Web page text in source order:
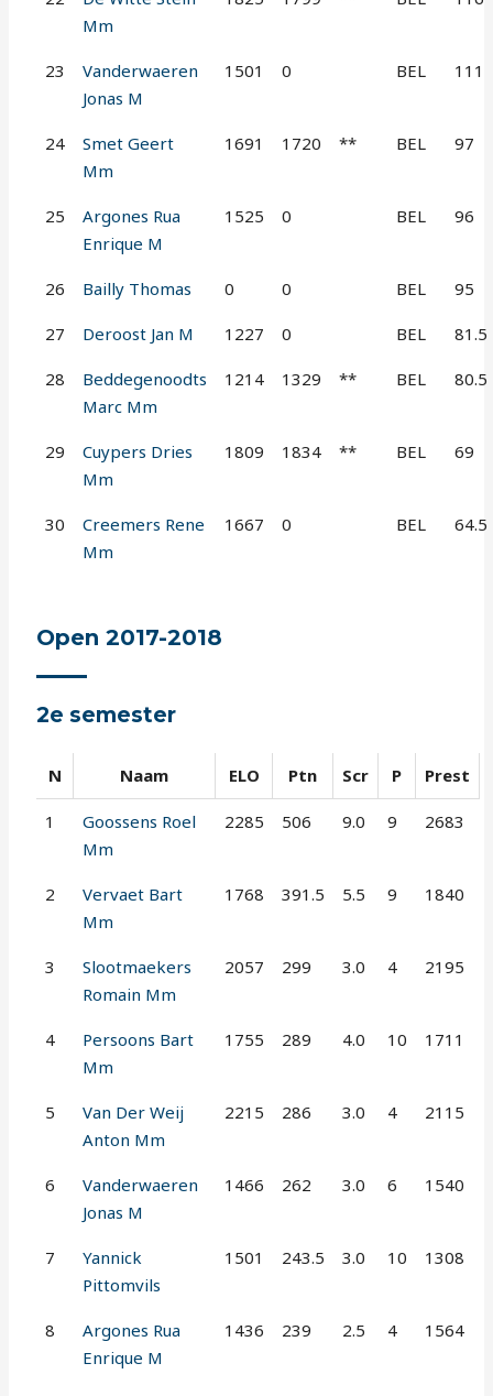
Mm
23
Vanderwaeren
Jonas M
1501 0 BEL 111
24
Smet Geert
Mm
1691 1720 ** BEL 97
25
Argones Rua
Enrique M
1525 0 BEL 96
26 Bailly Thomas 0 0 BEL 95
27 Deroost Jan M 1227 0 BEL 81.5
28
Beddegenoodts
Marc Mm
1214 1329 ** BEL 80.5
29
Cuypers Dries
Mm
1809 1834 ** BEL 69
30
Creemers Rene
Mm
1667 0 BEL 64.5
Open 2017-2018
2e semester
N Naam ELO Ptn Scr P Prest
1
Goossens Roel
Mm
2285 506 9.0 9 2683
2
Vervaet Bart
Mm
1768 391.5 5.5 9 1840
3
Slootmaekers
Romain Mm
2057 299 3.0 4 2195
4
Persoons Bart
Mm
1755 289 4.0 10 1711
5
Van Der Weij
Anton Mm
2215 286 3.0 4 2115
6
Vanderwaeren
Jonas M
1466 262 3.0 6 1540
7
Yannick
Pittomvils
1501 243.5 3.0 10 1308
8
Argones Rua
Enrique M
1436 239 2.5 4 1564